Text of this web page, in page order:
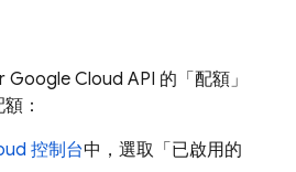
Google Cloud API 的「配額」
：
控制台中，選取「已啟用的